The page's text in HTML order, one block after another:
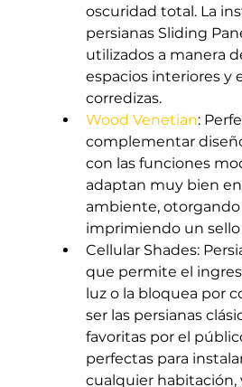
oscuridad total. La
persianas Sliding
utilizados a manera
espacios interiores y
corredizas.
Wood Venetian:
complementar
con las funciones
adaptan muy bien
ambiente, otorgando
imprimiendo un
Cellular Shades:
que permite el
luz o la bloquea por
ser las persianas
favoritas por el
perfectas para
cualquier habitación,